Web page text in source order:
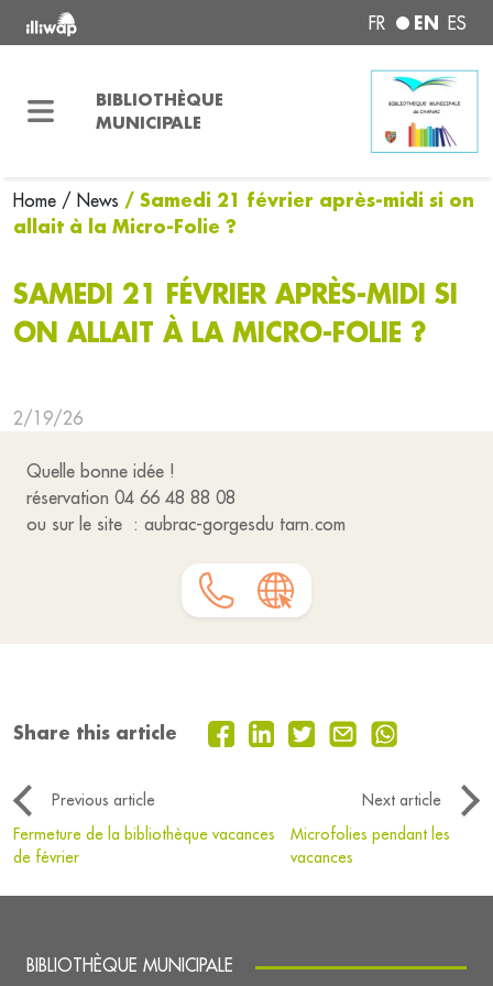
FR EN ES
BIBLIOTHÈQUE
MUNICIPALE
Home / News / Samedi 21 février après-midi si on
allait à la Micro-Folie ?
SAMEDI 21 FÉVRIER APRÈS-MIDI SI
ON ALLAIT À LA MICRO-FOLIE ?
2/19/26
Quelle bonne idée !
réservation 04 66 48 88 08
ou sur le site : aubrac-gorgesdu tarn.com
Share this article
Previous article
Next article
Fermeture de la bibliothèque vacances
de février
Microfolies pendant les
vacances
BIBLIOTHÈQUE MUNICIPALE